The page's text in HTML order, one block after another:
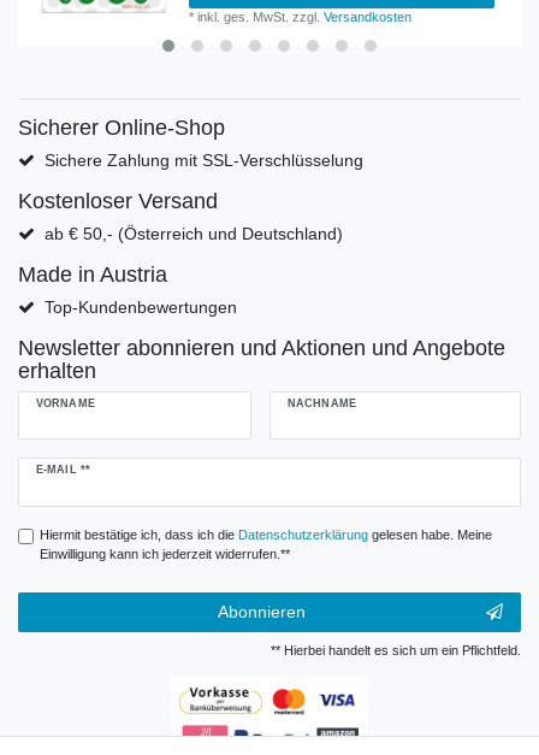
*inkl. ges. MwSt. zzgl.Versandkosten
Sicherer Online-Shop
Sichere Zahlung mit SSL-Verschlüsselung
Kostenloser Versand
ab € 50,- (Österreich und Deutschland)
Made in Austria
Top-Kundenbewertungen
Newsletter abonnieren und Aktionen und Angebote
erhalten
VORNAME NACHNAME
E-MAIL **
Newsletter
Hiermit bestätige ich, dass ich die Daten­schutz­erklärunggelesen habe. Meine
Einwilligung kann ich jederzeit widerrufen.**
Abonnieren
** Hierbei handelt es sich um ein Pflichtfeld.